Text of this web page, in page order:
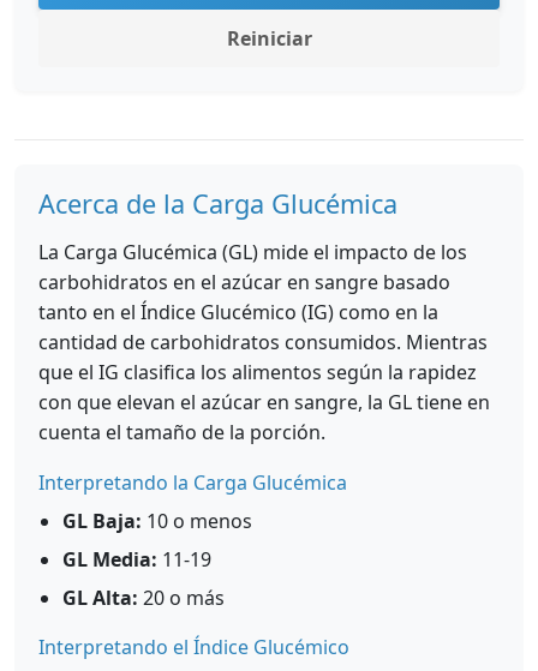
Reiniciar
Acerca de la Carga Glucémica
La Carga Glucémica (GL) mide el impacto de los
carbohidratos en el azúcar en sangre basado
tanto en el Índice Glucémico (IG) como en la
cantidad de carbohidratos consumidos. Mientras
que el IG clasifica los alimentos según la rapidez
con que elevan el azúcar en sangre, la GL tiene en
cuenta el tamaño de la porción.
Interpretando la Carga Glucémica
GL Baja: 10 o menos
GL Media: 11-19
GL Alta: 20 o más
Interpretando el Índice Glucémico